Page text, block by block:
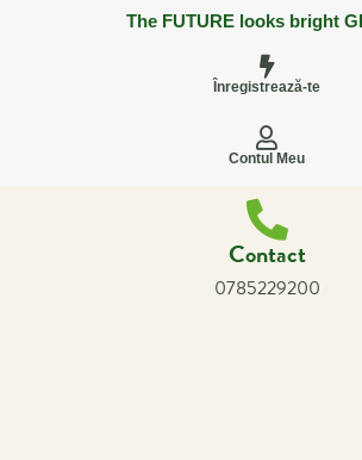
The FUTURE looks bright
Înregistrează-te
Contul Meu
Contact
0785229200